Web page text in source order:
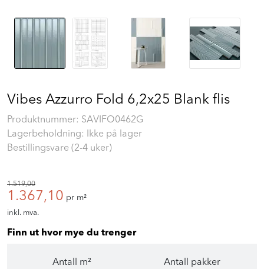
Vibes Azzurro Fold 6,2x25 Blank flis
Produktnummer: SAVIFO0462G
Lagerbeholdning: Ikke på lager
Bestillingsvare (2-4 uker)
1.519,00
1.367,10 pr m²
inkl. mva.
Finn ut hvor mye du trenger
Antall m² Antall pakker